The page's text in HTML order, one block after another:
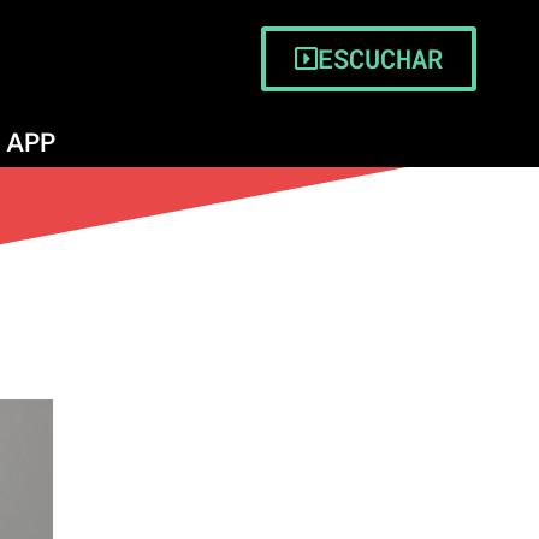
ESCUCHAR
APP